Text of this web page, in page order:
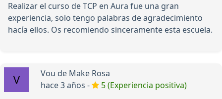
Realizar el curso de TCP en Aura fue una gran
experiencia, solo tengo palabras de agradecimiento
hacía ellos. Os recomiendo sinceramente esta escuela.
Vou de Make Rosa
hace 3 años -
5 (Experiencia positiva)